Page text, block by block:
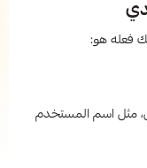
فعله هو:
مثل اسم المستخدم